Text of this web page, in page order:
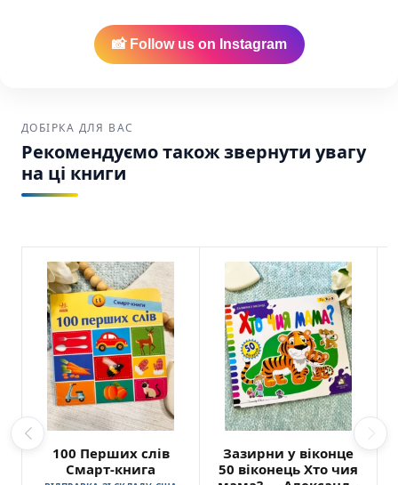
📸 Follow us on Instagram
ДОБІРКА ДЛЯ ВАС
Рекомендуємо також звернути увагу
на ці книги
100 Перших слів
Смарт-книга
Зазирни у віконце
50 віконець Хто чия